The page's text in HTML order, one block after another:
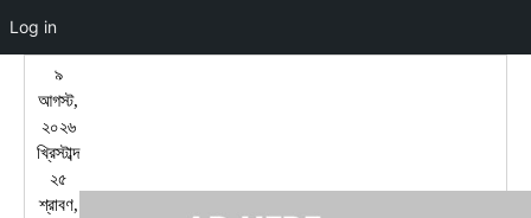
৯
আগস্ট,
২০২৬
খ্রিস্টাব্দ
২৫
শ্রাবণ,
Log in